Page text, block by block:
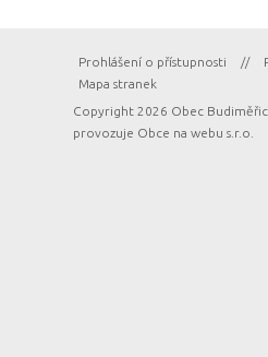
Prohlášení o přístupnosti //
Mapa stranek
Copyright 2026 Obec
provozuje Obce na webu s.r.o.